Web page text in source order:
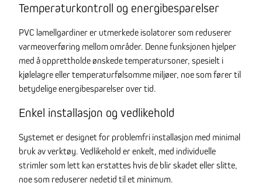
Temperaturkontroll og energibesparelser
PVC lamellgardiner er utmerkede isolatorer som reduserer
varmeoverføring mellom områder. Denne funksjonen hjelper
med å opprettholde ønskede temperatursoner, spesielt i
kjølelagre eller temperaturfølsomme miljøer, noe som fører til
betydelige energibesparelser over tid.
Enkel installasjon og vedlikehold
Systemet er designet for problemfri installasjon med minimal
bruk av verktøy. Vedlikehold er enkelt, med individuelle
strimler som lett kan erstattes hvis de blir skadet eller slitte,
noe som reduserer nedetid til et minimum.